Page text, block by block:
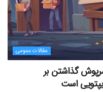
مقالات عمومی
گذاشتن بر
است